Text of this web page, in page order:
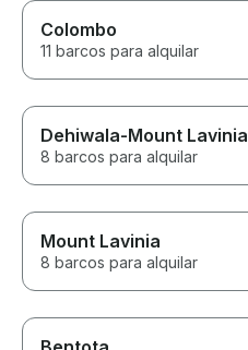
Colombo
11 barcos para alquilar
Dehiwala-Mount Lavinia
8 barcos para alquilar
Mount Lavinia
8 barcos para alquilar